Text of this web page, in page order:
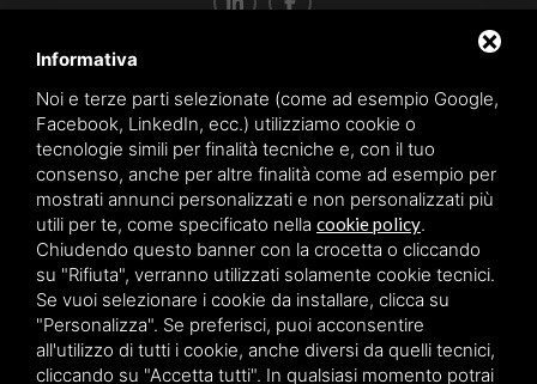
Capitale sociale aziendale € 10.200,00
REA: LO-1451913
Sitemap
Privacy policy
Cookie policy
Informativa
Noi e terze parti selezionate (come ad esempio Google,
Facebook, LinkedIn, ecc.) utilizziamo cookie o
tecnologie simili per finalità tecniche e, con il tuo
consenso, anche per altre finalità come ad esempio per
mostrati annunci personalizzati e non personalizzati più
utili per te, come specificato nella cookie policy.
Chiudendo questo banner con la crocetta o cliccando
su "Rifiuta", verranno utilizzati solamente cookie tecnici.
Se vuoi selezionare i cookie da installare, clicca su
"Personalizza". Se preferisci, puoi acconsentire
all'utilizzo di tutti i cookie, anche diversi da quelli tecnici,
cliccando su "Accetta tutti". In qualsiasi momento potrai